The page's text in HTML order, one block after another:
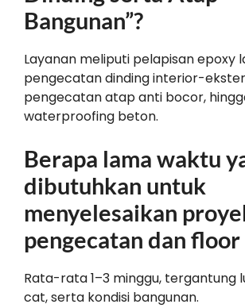
Bangunan”?
Layanan meliputi pelapisan epoxy
pengecatan dinding interior-
pengecatan atap anti bocor,
waterproofing beton.
Berapa lama waktu
dibutuhkan untuk
menyelesaikan
pengecatan dan
Rata-rata 1–3 minggu, tergantung
cat, serta kondisi bangunan.